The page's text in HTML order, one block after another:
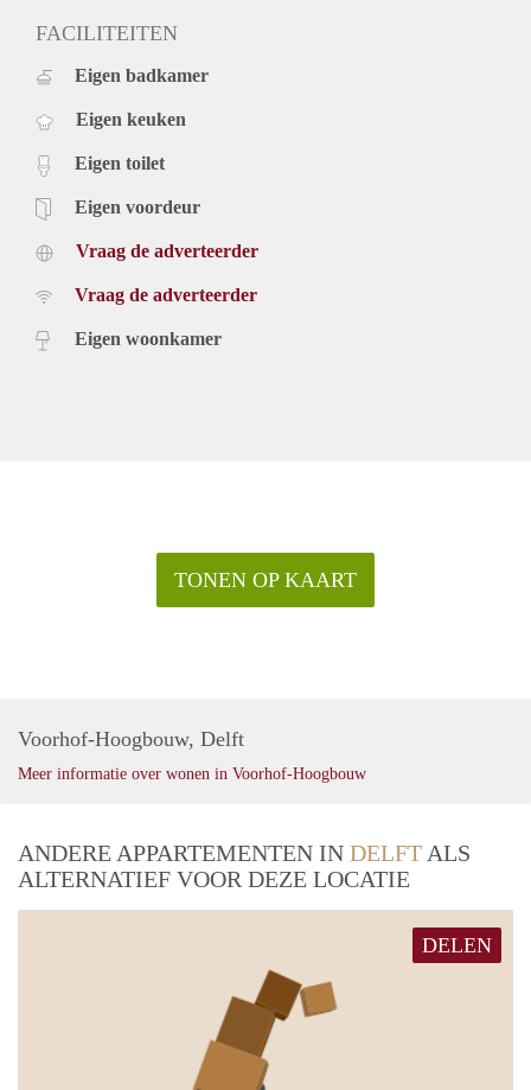
FACILITEITEN
Eigen badkamer
Eigen keuken
Eigen toilet
Eigen voordeur
Vraag de adverteerder
Vraag de adverteerder
Eigen woonkamer
TONEN OP KAART
Voorhof-Hoogbouw, Delft
Meer informatie over wonen in Voorhof-Hoogbouw
ANDERE APPARTEMENTEN IN DELFT ALS
ALTERNATIEF VOOR DEZE LOCATIE
DELEN